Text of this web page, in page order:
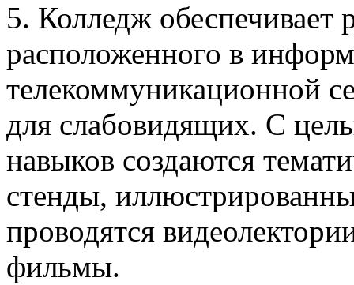
5. Колледж обеспечивает
расположенного в
телекоммуникационной
для слабовидящих. С
навыков создаются
стенды,
проводятся
фильмы.